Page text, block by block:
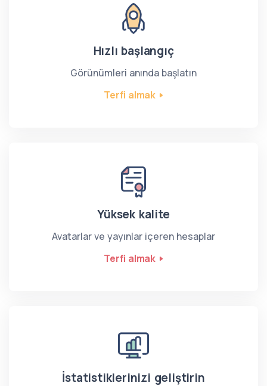
Hızlı başlangıç
Görünümleri anında başlatın
Terfi almak
Yüksek kalite
Avatarlar ve yayınlar içeren hesaplar
Terfi almak
İstatistiklerinizi geliştirin